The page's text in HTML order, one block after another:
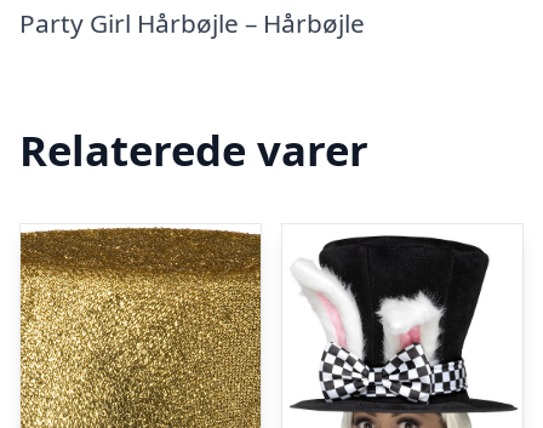
Party Girl Hårbøjle – Hårbøjle
Relaterede varer